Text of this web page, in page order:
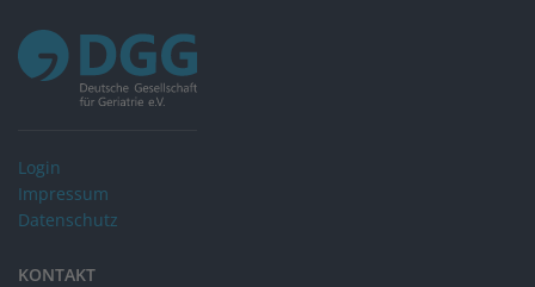
Login
Impressum
Datenschutz
KONTAKT